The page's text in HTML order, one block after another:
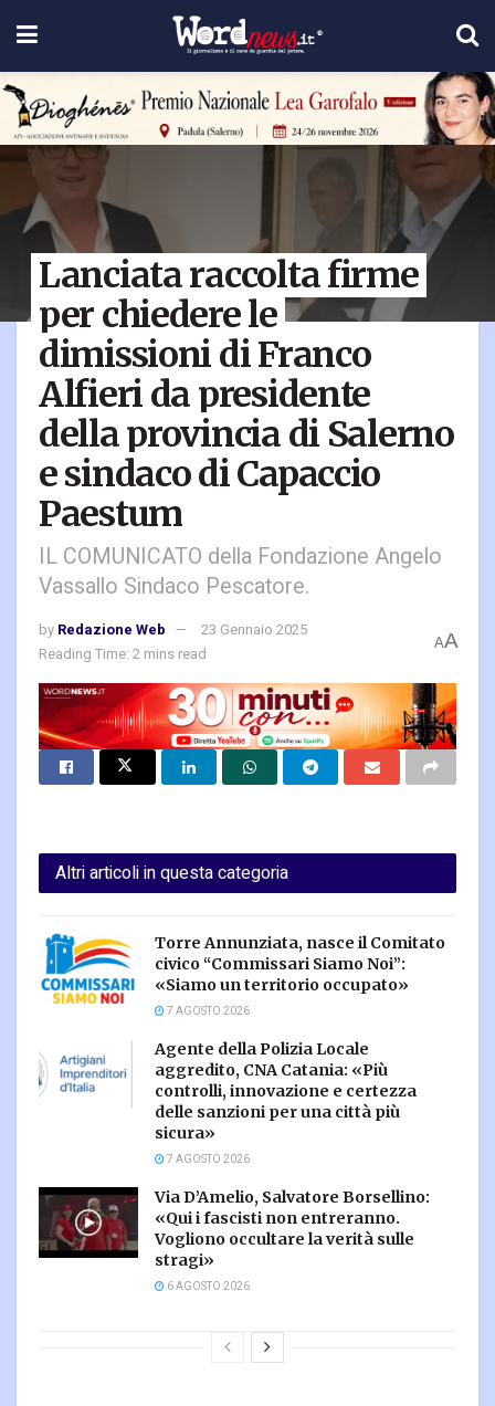
Lanciata raccolta firme
per chiedere le
dimissioni di Franco
Alfieri da presidente
della provincia di Salerno
e sindaco di Capaccio
Paestum
IL COMUNICATO della Fondazione Angelo
Vassallo Sindaco Pescatore.
by Redazione Web
23 Gennaio 2025
Reading Time: 2 mins read
AA
Altri articoli in questa categoria
Torre Annunziata, nasce il Comitato
civico “Commissari Siamo Noi”:
«Siamo un territorio occupato»
7 AGOSTO 2026
Agente della Polizia Locale
aggredito, CNA Catania: «Più
controlli, innovazione e certezza
delle sanzioni per una città più
sicura»
7 AGOSTO 2026
Via D’Amelio, Salvatore Borsellino:
«Qui i fascisti non entreranno.
Vogliono occultare la verità sulle
stragi»
6 AGOSTO 2026